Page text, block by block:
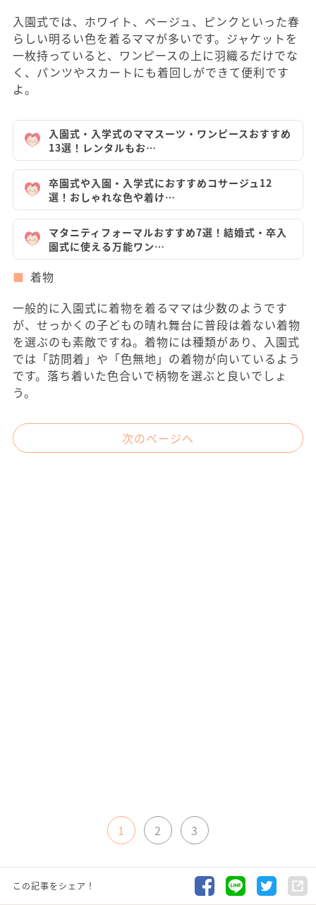
入園式では、ホワイト、ベージュ、ピンクといった春
らしい明るい色を着るママが多いです。ジャケットを
一枚持っていると、ワンピースの上に羽織るだけでな
く、パンツやスカートにも着回しができて便利です
よ。
入園式・入学式のママスーツ・ワンピースおすすめ
13選！レンタルもお…
卒園式や入園・入学式におすすめコサージュ12
選！おしゃれな色や着け…
マタニティフォーマルおすすめ7選！結婚式・卒入
園式に使える万能ワン…
着物
一般的に入園式に着物を着るママは少数のようです
が、せっかくの子どもの晴れ舞台に普段は着ない着物
を選ぶのも素敵ですね。着物には種類があり、入園式
では「訪問着」や「色無地」の着物が向いているよう
です。落ち着いた色合いで柄物を選ぶと良いでしょ
う。
次のページへ
1 2 3
この記事をシェア！